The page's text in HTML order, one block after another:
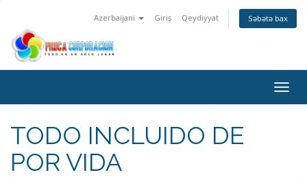
Azerbaijani Giriş Qeydiyyat Səbətə bax
keçid
TODO INCLUIDO DE
POR VIDA